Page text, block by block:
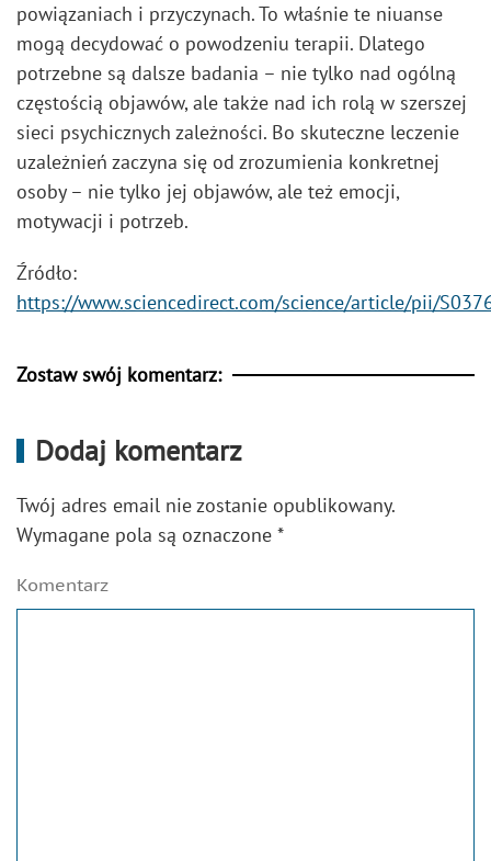
powiązaniach i przyczynach. To właśnie te niuanse
mogą decydować o powodzeniu terapii. Dlatego
potrzebne są dalsze badania – nie tylko nad ogólną
częstością objawów, ale także nad ich rolą w szerszej
sieci psychicznych zależności. Bo skuteczne leczenie
uzależnień zaczyna się od zrozumienia konkretnej
osoby – nie tylko jej objawów, ale też emocji,
motywacji i potrzeb.
Źródło:
https://www.sciencedirect.com/science/article/pii/
Zostaw swój komentarz:
Dodaj komentarz
Twój adres email nie zostanie opublikowany.
Wymagane pola są oznaczone *
Komentarz